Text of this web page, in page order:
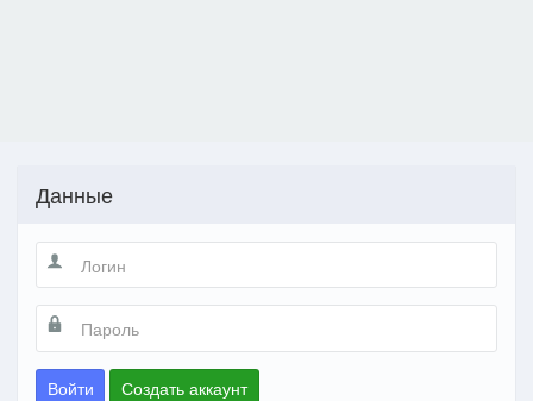
Данные
Войти Создать аккаунт